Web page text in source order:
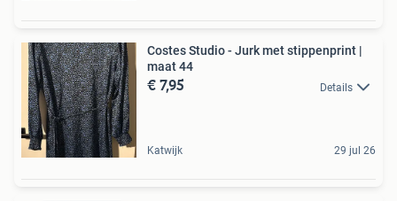
Costes Studio - Jurk met stippenprint |
maat 44
€ 7,95 Details
Katwijk 29 jul 26